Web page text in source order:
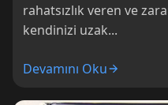
rahatsızlık veren ve
kendinizi uzak...
Devamını Oku